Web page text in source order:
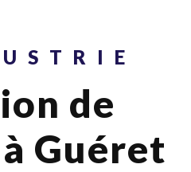
Guéret